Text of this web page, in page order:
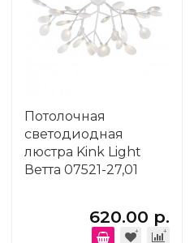
Потолочная
светодиодная
люстра Kink Light
Ветта 07521-27,01
620.00 р.